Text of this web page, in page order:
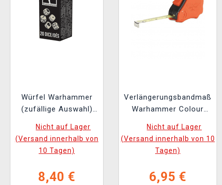
Würfel Warhammer
(zufällige Auswahl)
Nicht auf Lager
(Versand innerhalb von
10 Tagen)
8,40 €
Verlängerungsbandmaß
Warhammer Colour
Nicht auf Lager
(Versand innerhalb von 10
Tagen)
6,95 €